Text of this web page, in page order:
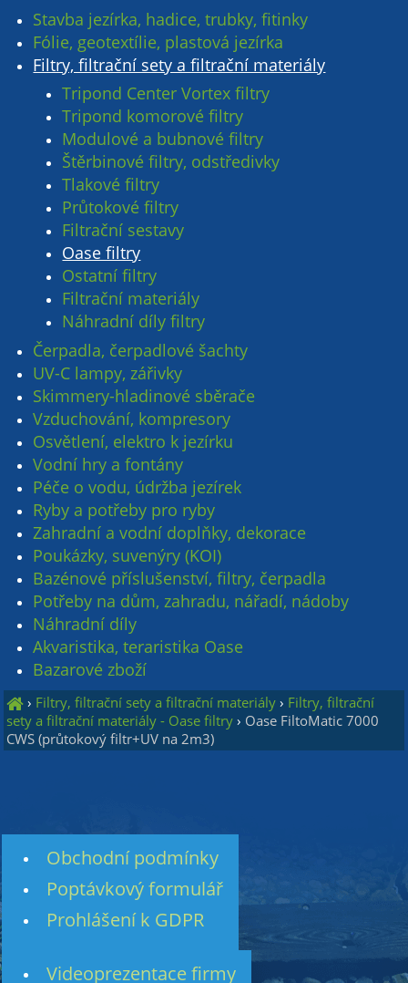
Stavba jezírka, hadice, trubky, fitinky
Fólie, geotextílie, plastová jezírka
Filtry, filtrační sety a filtrační materiály
Tripond Center Vortex filtry
Tripond komorové filtry
Modulové a bubnové filtry
Štěrbinové filtry, odstředivky
Tlakové filtry
Průtokové filtry
Filtrační sestavy
Oase filtry
Ostatní filtry
Filtrační materiály
Náhradní díly filtry
Čerpadla, čerpadlové šachty
UV-C lampy, zářivky
Skimmery-hladinové sběrače
Vzduchování, kompresory
Osvětlení, elektro k jezírku
Vodní hry a fontány
Péče o vodu, údržba jezírek
Ryby a potřeby pro ryby
Zahradní a vodní doplňky, dekorace
Poukázky, suvenýry (KOI)
Bazénové příslušenství, filtry, čerpadla
Potřeby na dům, zahradu, nářadí, nádoby
Náhradní díly
Akvaristika, teraristika Oase
Bazarové zboží
› Filtry, filtrační sety a filtrační materiály › Filtry, filtrační
sety a filtrační materiály - Oase filtry › Oase FiltoMatic 7000
CWS (průtokový filtr+UV na 2m3)
Obchodní podmínky
Poptávkový formulář
Prohlášení k GDPR
Videoprezentace firmy